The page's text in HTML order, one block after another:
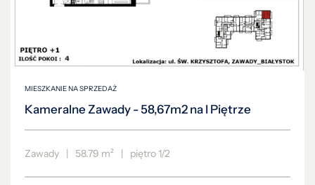
MIESZKANIE NA SPRZEDAŻ
Kameralne Zawady - 58,67m2 na I Piętrze
Zawady | 58.79 m² | piętro 1/2